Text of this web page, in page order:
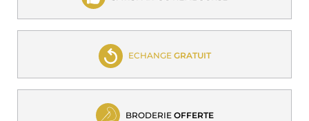
ECHANGE GRATUIT
BRODERIE OFFERTE